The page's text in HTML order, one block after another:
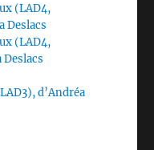
(LAD4,
Deslacs
(LAD4,
d’Andréa